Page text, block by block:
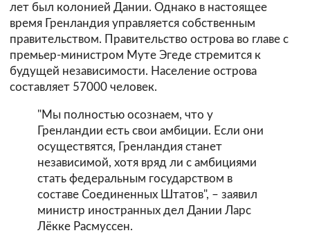
лет был колонией Дании. Однако в настоящее
время Гренландия управляется собственным
правительством. Правительство острова во главе с
премьер-министром Муте Эгеде стремится к
будущей независимости. Население острова
составляет 57000 человек.
"Мы полностью осознаем, что у
Гренландии есть свои амбиции. Если они
осуществятся, Гренландия станет
независимой, хотя вряд ли с амбициями
стать федеральным государством в
составе Соединенных Штатов", – заявил
министр иностранных дел Дании Ларс
Лёкке Расмуссен.